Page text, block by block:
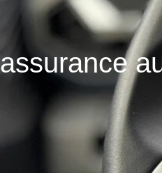
assurance